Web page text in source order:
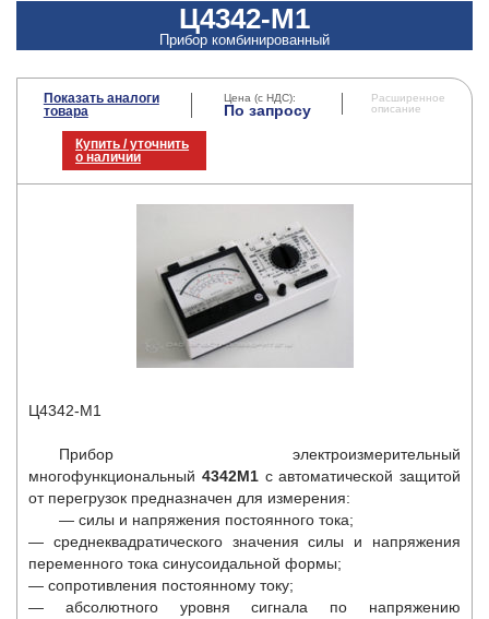
Ц4342-M1
Прибор комбинированный
Показать аналоги
товара
Цена (с НДС):
По запросу
Расширенное
описание
Купить / уточнить
о наличии
Ц4342-М1
Прибор электроизмерительный
многофункциональный 4342М1 с автоматической защитой
от перегрузок предназначен для измерения:
— силы и напряжения постоянного тока;
— среднеквадратического значения силы и напряжения
переменного тока синусоидальной формы;
— сопротивления постоянному току;
— абсолютного уровня сигнала по напряжению